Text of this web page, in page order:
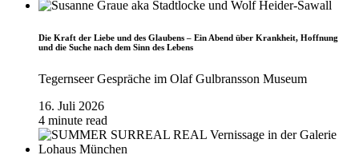
Die Kraft der Liebe und des Glaubens – Ein Abend über Krankheit, Hoffnung
und die Suche nach dem Sinn des Lebens
Tegernseer Gespräche im Olaf Gulbransson Museum
16. Juli 2026
4 minute read